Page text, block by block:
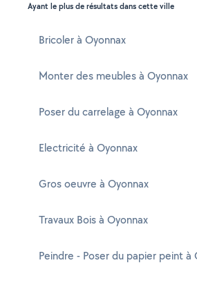
Ayant le plus de résultats dans cette ville
Bricoler à Oyonnax
Monter des meubles à Oyonnax
Poser du carrelage à Oyonnax
Electricité à Oyonnax
Gros oeuvre à Oyonnax
Travaux Bois à Oyonnax
Peindre - Poser du papier peint à